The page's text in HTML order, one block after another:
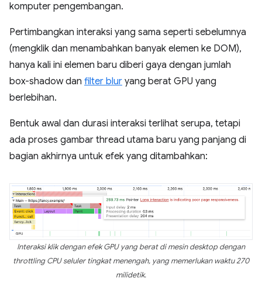
komputer pengembangan.
Pertimbangkan interaksi yang sama seperti sebelumnya
(mengklik dan menambahkan banyak elemen ke DOM),
hanya kali ini elemen baru diberi gaya dengan jumlah
box-shadow dan filter blur yang berat GPU yang
berlebihan.
Bentuk awal dan durasi interaksi terlihat serupa, tetapi
ada proses gambar thread utama baru yang panjang di
bagian akhirnya untuk efek yang ditambahkan:
Interaksi klik dengan efek GPU yang berat di mesin desktop dengan
throttling CPU seluler tingkat menengah, yang memerlukan waktu 270
milidetik.